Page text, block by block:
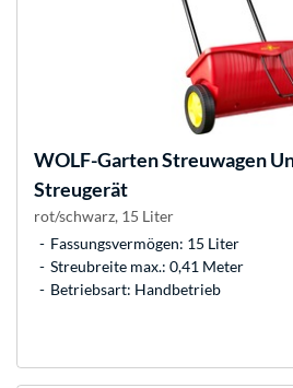
WOLF-GartenStreuwagen
Streugerät
rot/schwarz, 15 Liter
Fassungsvermögen: 15 Liter
Streubreite max.: 0,41 Meter
Betriebsart: Handbetrieb